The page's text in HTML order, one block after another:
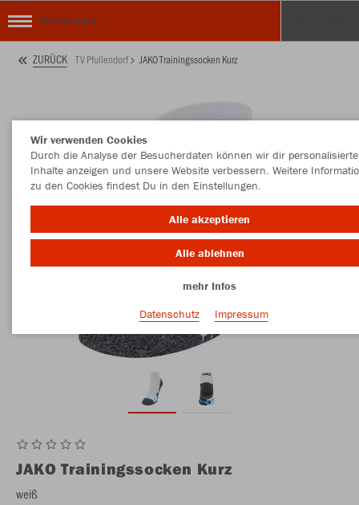
TV Pfullendorf
ZURÜCK TV Pfullendorf JAKO Trainingssocken Kurz
JAKO Trainingssocken Kurz
weiß
Wir verwenden Cookies
Durch die Analyse der Besucherdaten können wir dir personalisierte
Inhalte anzeigen und unsere Website verbessern. Weitere
zu den Cookies findest Du in den Einstellungen.
Alle akzeptieren
Alle ablehnen
mehr Infos
Datenschutz
Impressum